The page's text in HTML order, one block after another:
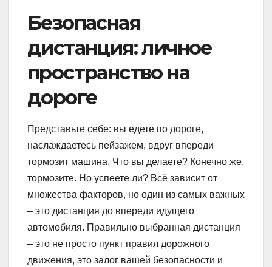
Безопасная
дистанция: личное
пространство на
дороге
Представьте себе: вы едете по дороге,
наслаждаетесь пейзажем, вдруг впереди
тормозит машина. Что вы делаете? Конечно же,
тормозите. Но успеете ли? Всё зависит от
множества факторов, но один из самых важных
– это дистанция до впереди идущего
автомобиля. Правильно выбранная дистанция
– это не просто пункт правил дорожного
движения, это залог вашей безопасности и